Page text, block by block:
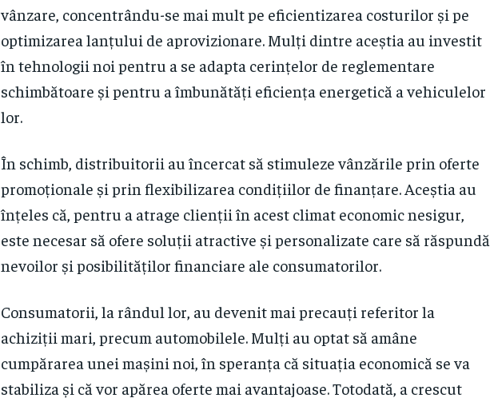
vânzare, concentrându-se mai mult pe eficientizarea costurilor și pe
optimizarea lanțului de aprovizionare. Mulți dintre aceștia au investit
în tehnologii noi pentru a se adapta cerințelor de reglementare
schimbătoare și pentru a îmbunătăți eficiența energetică a vehiculelor
lor.
În schimb, distribuitorii au încercat să stimuleze vânzările prin oferte
promoționale și prin flexibilizarea condițiilor de finanțare. Aceștia au
înțeles că, pentru a atrage clienții în acest climat economic nesigur,
este necesar să ofere soluții atractive și personalizate care să răspundă
nevoilor și posibilităților financiare ale consumatorilor.
Consumatorii, la rândul lor, au devenit mai precauți referitor la
achiziții mari, precum automobilele. Mulți au optat să amâne
cumpărarea unei mașini noi, în speranța că situația economică se va
stabiliza și că vor apărea oferte mai avantajoase. Totodată, a crescut